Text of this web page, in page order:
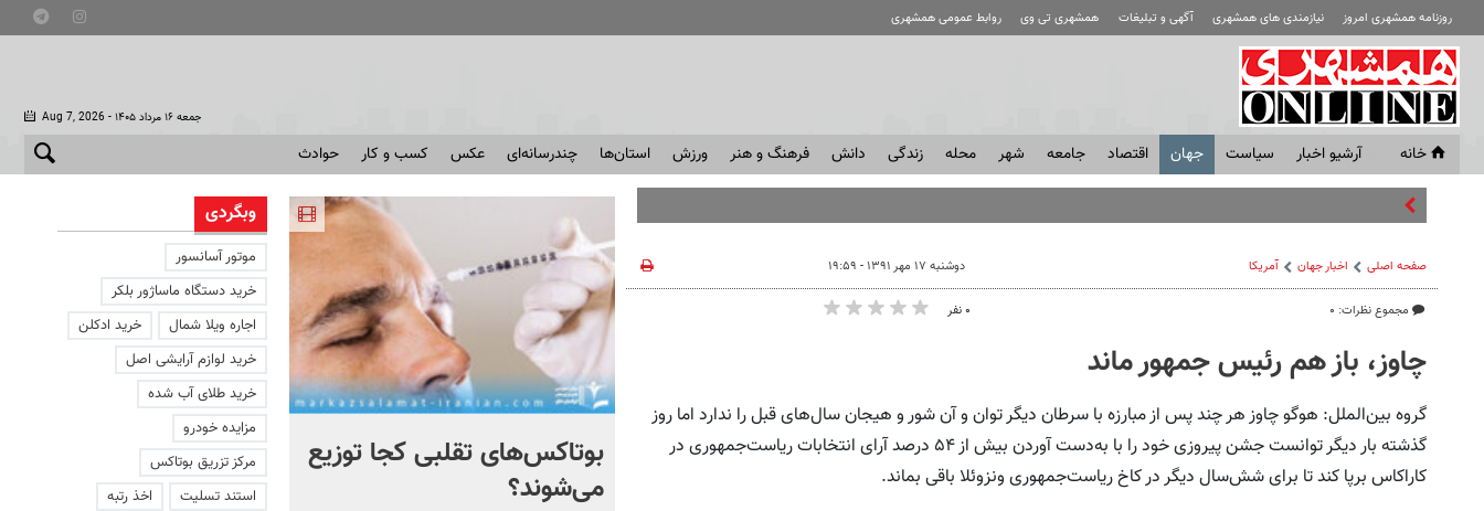
روزنامه همشهری امروز نیازمندی های همشهری آگهی و تبلیغات همشهری تی وی روابط عمومی همشهری
Aug 7, 2026 - جمعه ۱۶ مرداد ۱۴۰۵
خانه آرشیو اخبار سياست جهان اقتصاد جامعه شهر محله زندگی دانش فرهنگ و هنر ورزش استان‌ها چندرسانه‌ای عکس کسب و کار حوادث
صفحه اصلی اخبار جهان آمریکا
مجموع نظرات: ۰
دوشنبه ۱۷ مهر ۱۳۹۱ - ۱۹:۵۹
۰ نفر
چاوز، باز هم رئیس جمهور ماند
گروه بین‌الملل: هوگو چاوز هر چند پس از مبارزه با سرطان دیگر توان و آن شور و هیجان سال‌های قبل را ندارد اما روز
گذشته بار دیگر توانست جشن پیروزی خود را با به‌دست آوردن بیش از ۵۴ درصد آرای انتخابات ریاست‌جمهوری در
کاراکاس برپا کند تا برای شش‌سال دیگر در کاخ ریاست‌جمهوری ونزوئلا باقی بماند.
شوک نهایی به استقلالی‌ها +
فیلم
بوتاکس‌های تقلبی کجا توزیع
می‌شوند؟
اراضی ملی چطور تشخیص
داده می شود؟
وبگردی
موتور آسانسور
خرید دستگاه ماساژور بلکر
اجاره ویلا شمال
خرید ادکلن
خرید لوازم آرایشی اصل
خرید طلای آب شده
مزایده خودرو
مرکز تزریق بوتاکس
استند تسلیت
اخذ رتبه